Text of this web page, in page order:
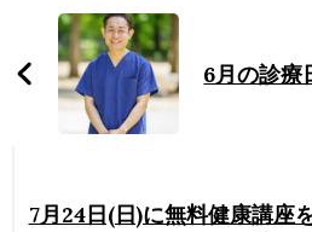
6月の診療
7月24日(日)に無料健康講座